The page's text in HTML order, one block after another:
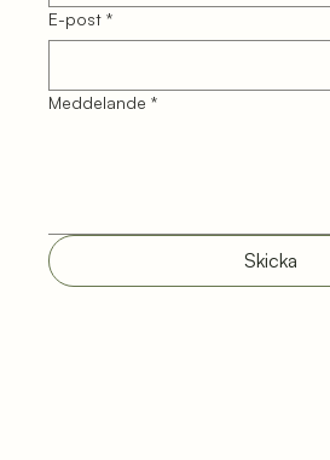
E-post *
Meddelande *
Skicka